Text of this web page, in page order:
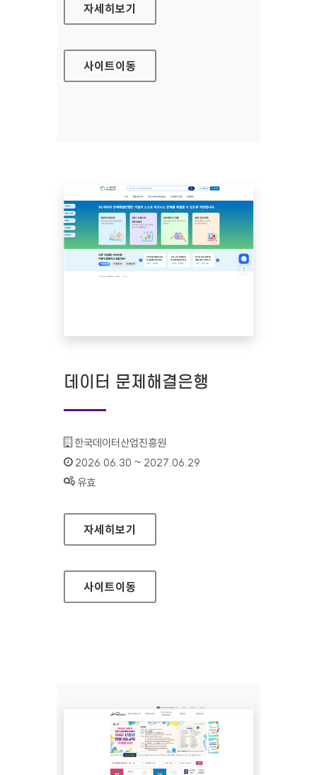
인천연구원
자세히보기
사이트이동
데이터 문제해결은행
기관명 :
한국데이터산업진흥원
인증기간 :
2026.06.30 ~ 2027.06.29
상태 :
유효
데이터 문제해결은행
자세히보기
사이트이동